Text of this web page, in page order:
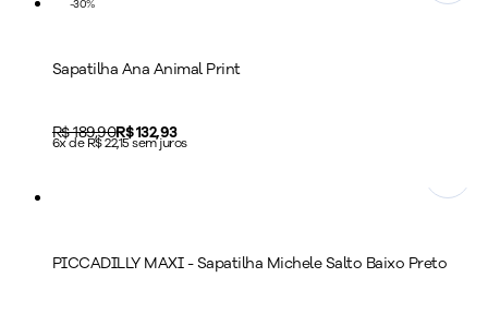
-30%
Sapatilha Ana Animal Print
Original price:
R$ 189,90Price:
R$ 132,93
6x de R$ 22,15 sem juros
PICCADILLY MAXI - Sapatilha Michele Salto Baixo Preto